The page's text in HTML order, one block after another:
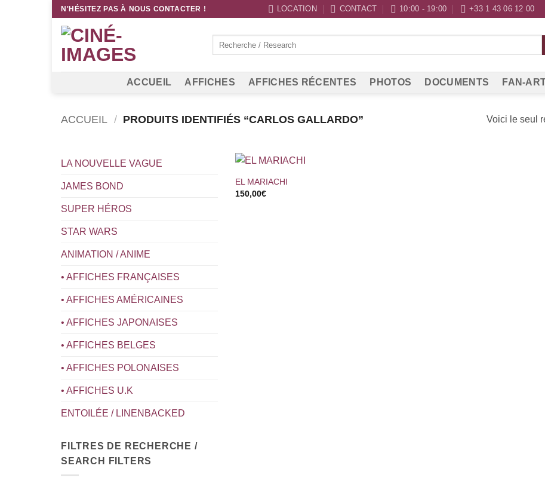
Passer
contenu
N'HÉSITEZ PAS À NOUS CONTACTER ! LOCATION CONTACT 10:00 - 19:00 +33 1 43 06 12 00
ACCUEIL AFFICHES AFFICHES RÉCENTES PHOTOS DOCUMENTS FAN-
ACCUEIL / PRODUITS IDENTIFIÉS “CARLOS GALLARDO” Voici le seul
LA NOUVELLE VAGUE
JAMES BOND
SUPER HÉROS
STAR WARS
ANIMATION / ANIME
• AFFICHES FRANÇAISES
• AFFICHES AMÉRICAINES
• AFFICHES JAPONAISES
• AFFICHES BELGES
• AFFICHES POLONAISES
• AFFICHES U.K
ENTOILÉE / LINENBACKED
FILTRES DE RECHERCHE /
SEARCH FILTERS
+
EL MARIACHI
150,00€